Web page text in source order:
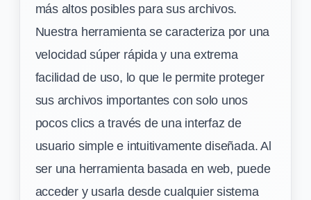
más altos posibles para sus archivos.
Nuestra herramienta se caracteriza por una
velocidad súper rápida y una extrema
facilidad de uso, lo que le permite proteger
sus archivos importantes con solo unos
pocos clics a través de una interfaz de
usuario simple e intuitivamente diseñada. Al
ser una herramienta basada en web, puede
acceder y usarla desde cualquier sistema